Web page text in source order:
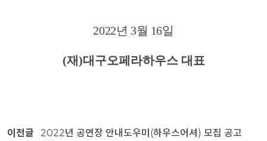
2022년 3월 16일
(재)대구오페라하우스 대표
이전글
2022년 공연장 안내도우미(하우스어셔) 모집 공고